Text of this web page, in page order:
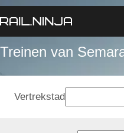
Treinen van
Vertrekstad